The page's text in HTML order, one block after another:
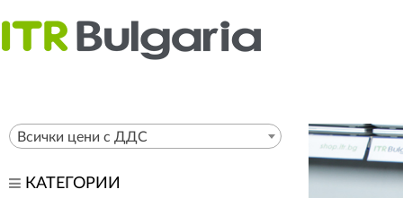
Всички цени с ДДС
КАТЕГОРИИ